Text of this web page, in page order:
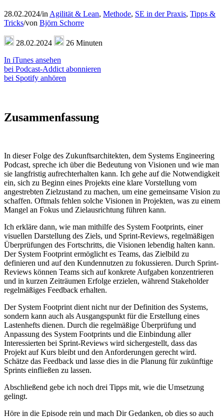
28.02.2024/in Agilität & Lean, Methode, SE in der Praxis, Tipps &
Tricks/von Björn Schorre
28.02.2024
26 Minuten
In iTunes ansehen
bei Podcast-Addict abonnieren
bei Spotify anhören
Zusammenfassung
In dieser Folge des Zukunftsarchitekten, dem Systems Engineering
Podcast, spreche ich über die Bedeutung von Visionen und wie man
sie langfristig aufrechterhalten kann. Ich gehe auf die Notwendigkeit
ein, sich zu Beginn eines Projekts eine klare Vorstellung vom
angestrebten Zielzustand zu machen, um eine gemeinsame Vision zu
schaffen. Oftmals fehlen solche Visionen in Projekten, was zu einem
Mangel an Fokus und Zielausrichtung führen kann.
Ich erkläre dann, wie man mithilfe des System Footprints, einer
visuellen Darstellung des Ziels, und Sprint-Reviews, regelmäßigen
Überprüfungen des Fortschritts, die Visionen lebendig halten kann.
Der System Footprint ermöglicht es Teams, das Zielbild zu
definieren und auf den Kundennutzen zu fokussieren. Durch Sprint-
Reviews können Teams sich auf konkrete Aufgaben konzentrieren
und in kurzen Zeiträumen Erfolge erzielen, während Stakeholder
regelmäßiges Feedback erhalten.
Der System Footprint dient nicht nur der Definition des Systems,
sondern kann auch als Ausgangspunkt für die Erstellung eines
Lastenhefts dienen. Durch die regelmäßige Überprüfung und
Anpassung des System Footprints und die Einbindung aller
Interessierten bei Sprint-Reviews wird sichergestellt, dass das
Projekt auf Kurs bleibt und den Anforderungen gerecht wird.
Schätze das Feedback und lasse dies in die Planung für zukünftige
Sprints einfließen zu lassen.
Abschließend gebe ich noch drei Tipps mit, wie die Umsetzung
gelingt.
Höre in die Episode rein und mach Dir Gedanken, ob dies so auch